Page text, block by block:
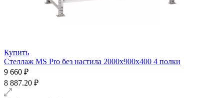
Купить
Стеллаж MS Pro без настила 2000х900x400 4 полки
9 660 ₽
8 887.20 ₽